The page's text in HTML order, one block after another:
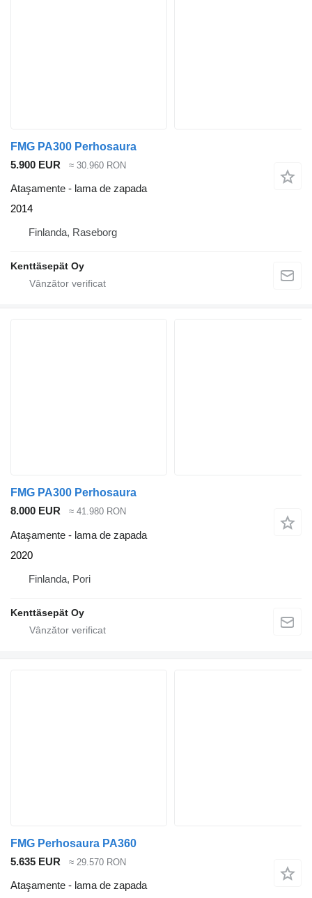
FMG PA300 Perhosaura
5.900 EUR
≈ 30.960 RON
Ataşamente - lama de zapada
2014
Finlanda, Raseborg
Kenttäsepät Oy
FMG PA300 Perhosaura
8.000 EUR
≈ 41.980 RON
Ataşamente - lama de zapada
2020
Finlanda, Pori
Kenttäsepät Oy
FMG Perhosaura PA360
5.635 EUR
≈ 29.570 RON
Ataşamente - lama de zapada